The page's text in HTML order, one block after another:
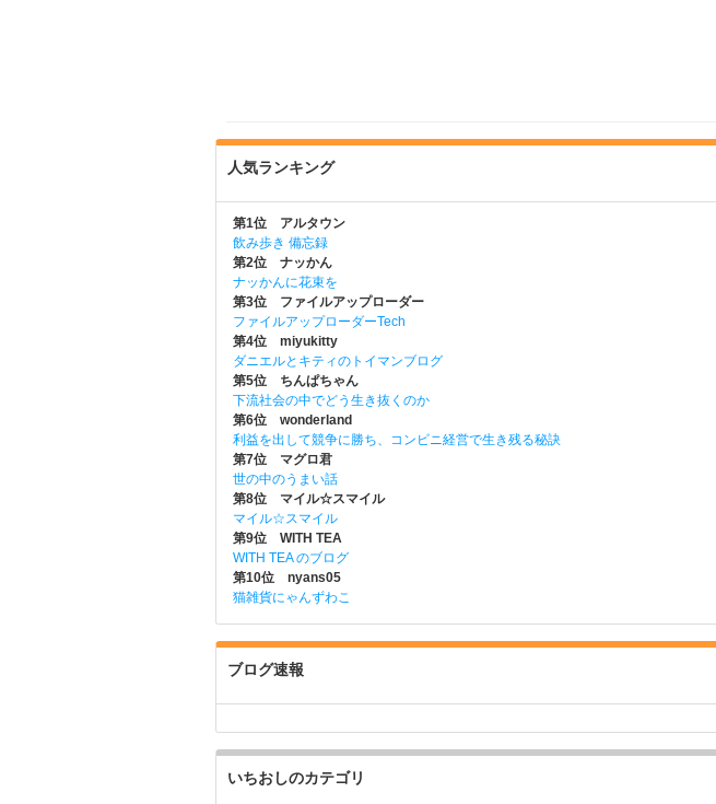
人気ランキング
第1位 アルタウン
飲み歩き 備忘録
第2位 ナッかん
ナッかんに花束を
第3位 ファイルアップローダー
ファイルアップローダーTech
第4位 miyukitty
ダニエルとキティのトイマンブログ
第5位 ちんぱちゃん
下流社会の中でどう生き抜くのか
第6位 wonderland
利益を出して競争に勝ち、コンビニ経営で生き残る秘訣
第7位 マグロ君
世の中のうまい話
第8位 マイル☆スマイル
マイル☆スマイル
第9位 WITH TEA
WITH TEA のブログ
第10位 nyans05
猫雑貨にゃんずわこ
ブログ速報
いちおしのカテゴリ